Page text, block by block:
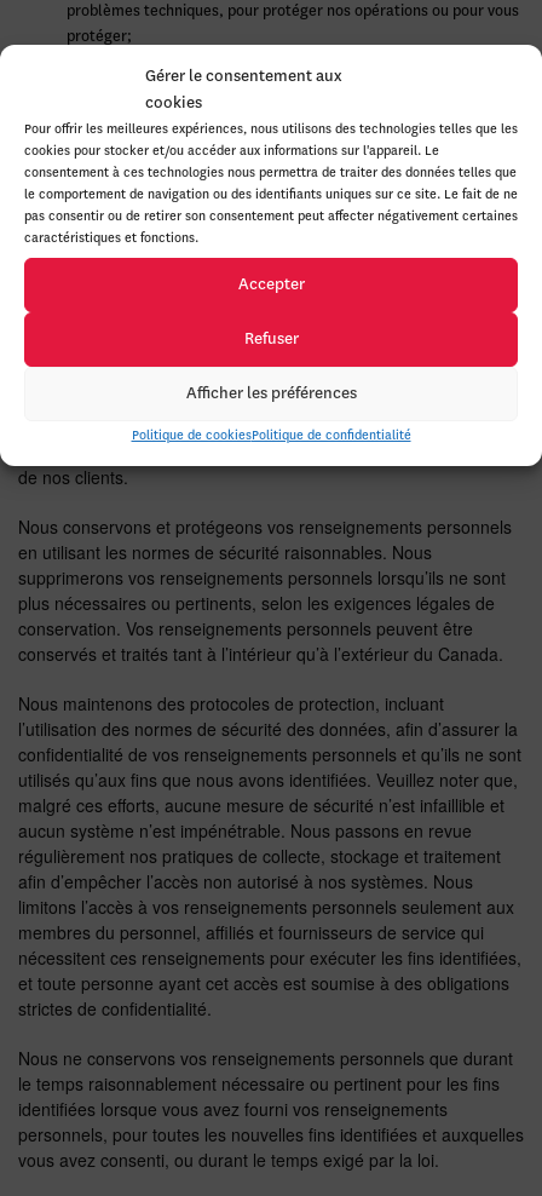
Gérer le consentement aux
cookies
Pour offrir les meilleures expériences, nous utilisons des technologies telles que les
cookies pour stocker et/ou accéder aux informations sur l'appareil. Le
consentement à ces technologies nous permettra de traiter des données telles que
le comportement de navigation ou des identifiants uniques sur ce site. Le fait de ne
pas consentir ou de retirer son consentement peut affecter négativement certaines
caractéristiques et fonctions.
Accepter
Refuser
Afficher les préférences
Politique de cookiesPolitique de confidentialité
problèmes techniques, pour protéger nos opérations ou pour vous
protéger;
que les vôtres et ceux du public;
Dans le cadre d’une acquisition, d’une fusion, d’un changement de
contrôle, d’un financement par emprunt, d’une réorganisation,
d’une vente d’actifs, d’une faillite ou de tout autre changement de
la structure ou du statut de notre société;
Si cela est nécessaire dans le cadre de l’exécution des services ou
des solutions demandés, ou comme approprié dans le cadre d’un
personnels
Nous mettons tout en place pour atténuer les risques de préjudice
de nos clients.
Nous conservons et protégeons vos renseignements personnels
en utilisant les normes de sécurité raisonnables. Nous
supprimerons vos renseignements personnels lorsqu’ils ne sont
plus nécessaires ou pertinents, selon les exigences légales de
conservation. Vos renseignements personnels peuvent être
conservés et traités tant à l’intérieur qu’à l’extérieur du Canada.
Nous maintenons des protocoles de protection, incluant
l’utilisation des normes de sécurité des données, afin d’assurer la
confidentialité de vos renseignements personnels et qu’ils ne sont
utilisés qu’aux fins que nous avons identifiées. Veuillez noter que,
malgré ces efforts, aucune mesure de sécurité n’est infaillible et
aucun système n’est impénétrable. Nous passons en revue
régulièrement nos pratiques de collecte, stockage et traitement
afin d’empêcher l’accès non autorisé à nos systèmes. Nous
limitons l’accès à vos renseignements personnels seulement aux
membres du personnel, affiliés et fournisseurs de service qui
nécessitent ces renseignements pour exécuter les fins identifiées,
et toute personne ayant cet accès est soumise à des obligations
strictes de confidentialité.
Nous ne conservons vos renseignements personnels que durant
le temps raisonnablement nécessaire ou pertinent pour les fins
identifiées lorsque vous avez fourni vos renseignements
personnels, pour toutes les nouvelles fins identifiées et auxquelles
vous avez consenti, ou durant le temps exigé par la loi.